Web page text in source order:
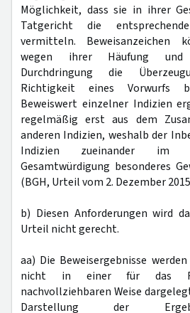
Möglichkeit, dass sie in ihrer
Tatgericht die
vermitteln. Beweisanzeichen
wegen ihrer Häufung und
Durchdringung die
Richtigkeit eines Vorwurfs
Beweiswert einzelner Indizien
regelmäßig erst aus dem
anderen Indizien, weshalb der
Indizien zueinander im
Gesamtwürdigung besonderes
(BGH, Urteil vom 2. Dezember
b) Diesen Anforderungen wird
Urteil nicht gerecht.
aa) Die Beweisergebnisse
nicht in einer für das
nachvollziehbaren Weise
Darstellung der